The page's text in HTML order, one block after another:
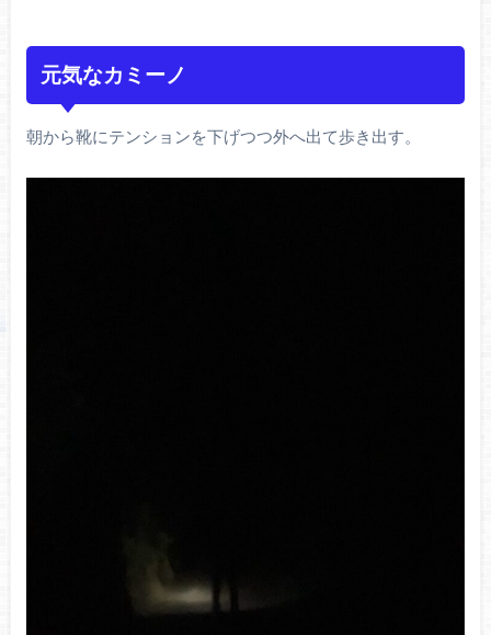
元気なカミーノ
朝から靴にテンションを下げつつ外へ出て歩き出す。